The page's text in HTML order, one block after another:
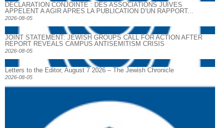
DECLARATION CONJOINTE : DES ASSOCIATIONS JUIVES
APPELENT A AGIR APRES LA PUBLICATION D’UN RAPPORT...
2026-08-05
JOINT STATEMENT: JEWISH GROUPS CALL FOR ACTION AFTER
REPORT REVEALS CAMPUS ANTISEMITISM CRISIS
2026-08-05
Letters to the Editor, August 7 2026 – The Jewish Chronicle
2026-08-05